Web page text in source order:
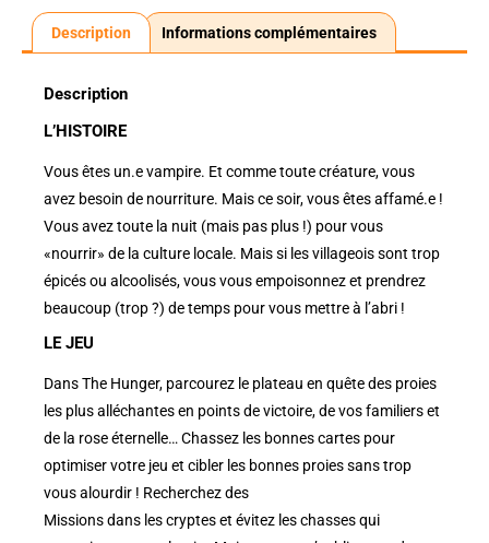
Description Informations complémentaires
Description
L’HISTOIRE
Vous êtes un.e vampire. Et comme toute créature, vous
avez besoin de nourriture. Mais ce soir, vous êtes affamé.e !
Vous avez toute la nuit (mais pas plus !) pour vous
«nourrir» de la culture locale. Mais si les villageois sont trop
épicés ou alcoolisés, vous vous empoisonnez et prendrez
beaucoup (trop ?) de temps pour vous mettre à l’abri !
LE JEU
Dans The Hunger, parcourez le plateau en quête des proies
les plus alléchantes en points de victoire, de vos familiers et
de la rose éternelle… Chassez les bonnes cartes pour
optimiser votre jeu et cibler les bonnes proies sans trop
vous alourdir ! Recherchez des
Missions dans les cryptes et évitez les chasses qui